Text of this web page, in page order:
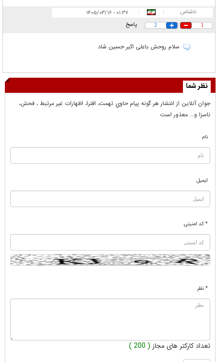
ناشناس ۰۱:۳۷ - ۱۴۰۵/۰۳/۱۶
1
2 پاسخ
سلام روحش باعلی اکبر حسین شاد
نظر شما
جوان آنلاين از انتشار هر گونه پيام حاوي تهمت، افترا، اظهارات غير مرتبط ، فحش،
ناسزا و... معذور است
نام
ایمیل
* کد امنیتی
* نظر
تعداد کارکتر های مجاز ( 200 )